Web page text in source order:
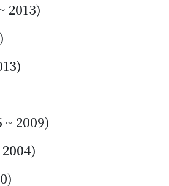
2013)
~ 2009)